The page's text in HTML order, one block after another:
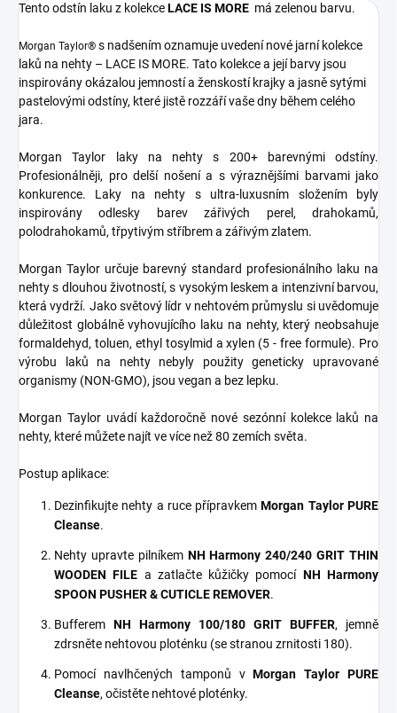
Tento odstín laku z kolekceLACE IS MORE má zelenou barvu.
Morgan Taylor® s nadšením oznamuje uvedení nové jarní kolekce
laků na nehty – LACE IS MORE. Tato kolekce a její barvy jsou
inspirovány okázalou jemností a ženskostí krajky a jasně sytými
pastelovými odstíny, které jistě rozzáří vaše dny během celého
jara.
Morgan Taylor laky na nehty s 200+ barevnými odstíny.
Profesionálněji, pro delší nošení a s výraznějšími barvami jako
konkurence. Laky na nehty s ultra-luxusním složením byly
inspirovány odlesky barev zářivých perel, drahokamů,
polodrahokamů, třpytivým stříbrem a zářivým zlatem.
Morgan Taylor určuje barevný standard profesionálního laku na
nehty s dlouhou životností, s vysokým leskem a intenzivní barvou,
která vydrží. Jako světový lídr v nehtovém průmyslu si uvědomuje
důležitost globálně vyhovujícího laku na nehty, který neobsahuje
formaldehyd, toluen, ethyl tosylmid a xylen (5 - free formule). Pro
výrobu laků na nehty nebyly použity geneticky upravované
organismy (NON-GMO), jsou vegan a bez lepku.
Morgan Taylor uvádí každoročně nové sezónní kolekce laků na
nehty, které můžete najít ve více než 80 zemích světa.
Postup aplikace:
Dezinfikujte nehty a ruce přípravkemMorgan Taylor PURE
Cleanse.
Nehty upravte pilníkem NH Harmony 240/240 GRIT THIN
WOODEN FILE a zatlačte kůžičky pomocí NH Harmony
SPOON PUSHER & CUTICLE REMOVER.
Bufferem NH Harmony 100/180 GRIT BUFFER, jemně
zdrsněte nehtovou ploténku (se stranou zrnitosti 180).
Pomocí navlhčených tamponů vMorgan Taylor PURE
Cleanse, očistěte nehtové ploténky.